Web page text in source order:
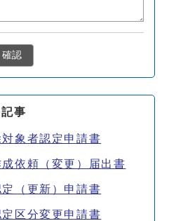
確認
事
象者認定申請書
依頼（変更）届出書
（更新）申請書
区分変更申請書